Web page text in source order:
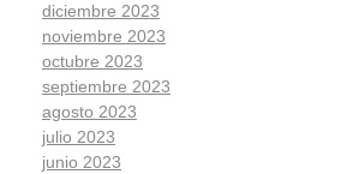
diciembre 2023
noviembre 2023
octubre 2023
septiembre 2023
agosto 2023
julio 2023
junio 2023